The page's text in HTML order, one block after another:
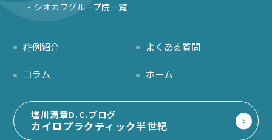
シオカワグループ院一覧
症例紹介 よくある質問
コラム ホーム
塩川満章D.C.ブログ
カイロプラクティック半世紀